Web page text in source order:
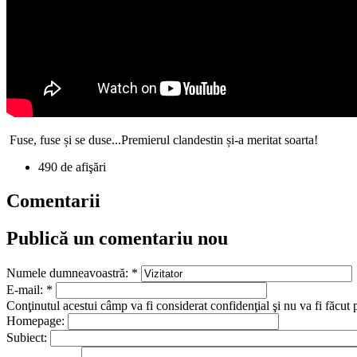
Fuse, fuse și se duse...Premierul clandestin și-a meritat soarta!
490 de afişări
Comentarii
Publică un comentariu nou
Numele dumneavoastră: *
E-mail: *
Conţinutul acestui câmp va fi considerat confidenţial şi nu va fi făcut
Homepage:
Subiect: